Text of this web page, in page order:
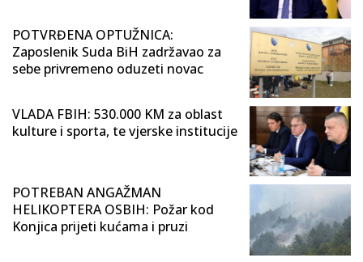
POTVRĐENA OPTUŽNICA:
Zaposlenik Suda BiH zadržavao za
sebe privremeno oduzeti novac
VLADA FBIH: 530.000 KM za oblast
kulture i sporta, te vjerske institucije
POTREBAN ANGAŽMAN
HELIKOPTERA OSBIH: Požar kod
Konjica prijeti kućama i pruzi